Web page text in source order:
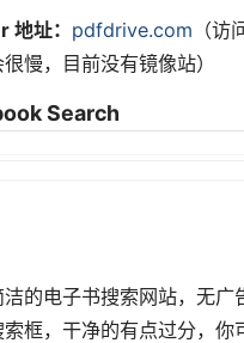
地址： pdfdrive.com （
慢，目前没有镜像站）
Search
的电子书搜索网站，无广
框，干净的有点过分，你